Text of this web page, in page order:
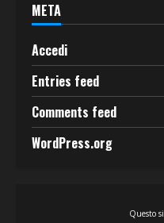
META
Accedi
Entries feed
Comments feed
WordPress.org
Questo